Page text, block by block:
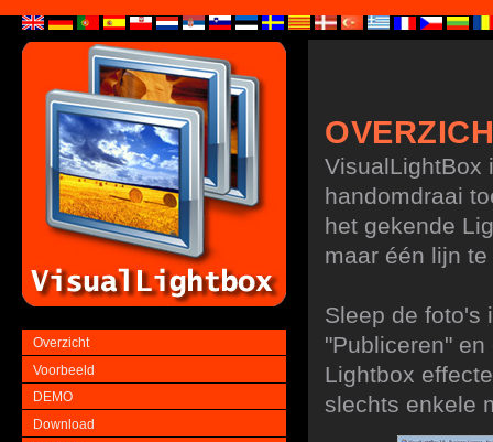
Overzicht
Voorbeeld
DEMO
Download
VisualLightBox
handomdraai
het gekende
maar één lijn
Sleep de foto's
"Publiceren"
Lightbox
slechts enkele